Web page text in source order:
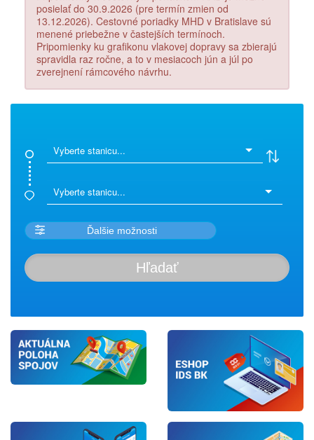
posielať do 30.9.2026 (pre termín zmien od
13.12.2026). Cestovné poriadky MHD v Bratislave sú
menené priebežne v častejších termínoch.
Pripomienky ku grafikonu vlakovej dopravy sa zbierajú
spravidla raz ročne, a to v mesiacoch jún a júl po
zverejnení rámcového návrhu.